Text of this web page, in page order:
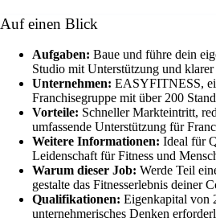
Auf einen Blick
Aufgaben: Baue und führe dein
Studio mit Unterstützung und klarer
Unternehmen: EASYFITNESS,
Franchisegruppe mit über 200
Vorteile: Schneller Markteintritt,
umfassende Unterstützung für
Weitere Informationen: Ideal für
Leidenschaft für Fitness und
Warum dieser Job: Werde Teil
gestalte das Fitnesserlebnis deiner
Qualifikationen: Eigenkapital von
unternehmerisches Denken